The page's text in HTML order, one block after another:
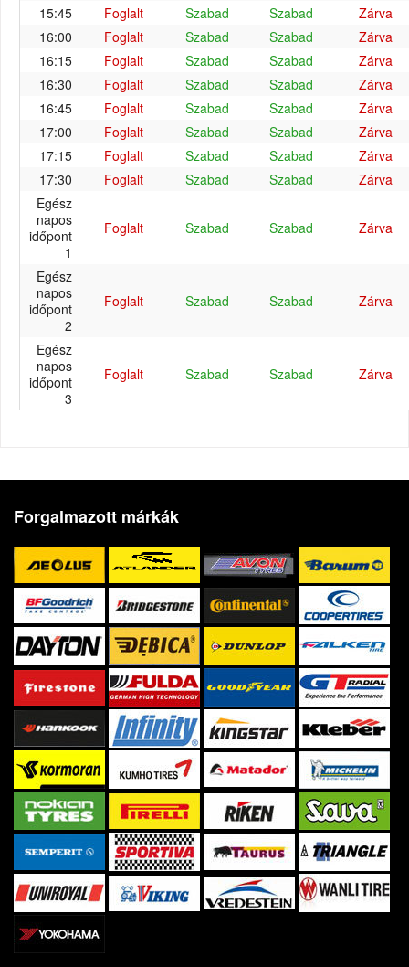
15:45
Foglalt Szabad Szabad
Zárva
16:00
Foglalt Szabad Szabad
Zárva
16:15
Foglalt Szabad Szabad
Zárva
16:30
Foglalt Szabad Szabad
Zárva
16:45
Foglalt Szabad Szabad
Zárva
17:00
Foglalt Szabad Szabad
Zárva
17:15
Foglalt Szabad Szabad
Zárva
17:30
Foglalt Szabad Szabad
Zárva
Egész
napos
időpont
1
Foglalt Szabad Szabad Zárva
Egész
napos
időpont
2
Foglalt Szabad Szabad Zárva
Egész
napos
időpont
3
Foglalt Szabad Szabad Zárva
Forgalmazott márkák